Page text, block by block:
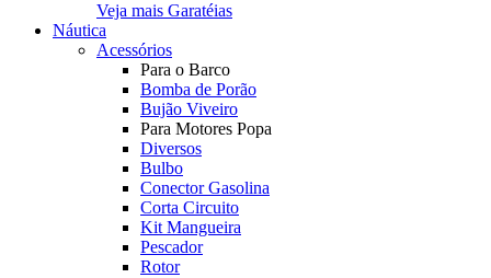
Veja mais Garatéias
Náutica
Acessórios
Para o Barco
Bomba de Porão
Bujão Viveiro
Para Motores Popa
Diversos
Bulbo
Conector Gasolina
Corta Circuito
Kit Mangueira
Pescador
Rotor